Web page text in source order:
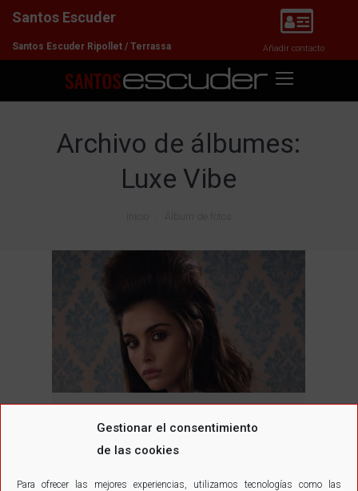
Gestionar el consentimiento
de las cookies
Para ofrecer las mejores experiencias, utilizamos tecnologías como las
Santos Escuder
Santos Escuder Ripollet / Terrassa Añadir contacto
Archivo de álbumes:
Luxe Vibe
Luxe Vibe
Luxe Vibe PorSantosEscuder